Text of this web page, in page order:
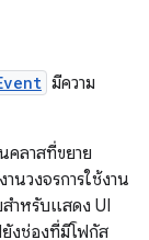
มีความ
คลาสที่ขยาย
นวงจรการใช้งาน
ำหรับแสดง UI
ยังช่องที่มีโฟกัส